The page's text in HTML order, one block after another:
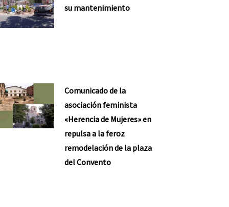
su mantenimiento
Comunicado de la
asociación feminista
«Herencia de Mujeres» en
repulsa a la feroz
remodelación de la plaza
del Convento